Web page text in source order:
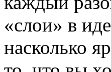
«слои» в
насколько